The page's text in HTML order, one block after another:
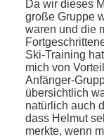
Da wir dieses
große Gruppe
waren und die
Ski-Training
mich von
Anfänger-
übersichtlich
natürlich auch
dass Helmut
merkte, wenn